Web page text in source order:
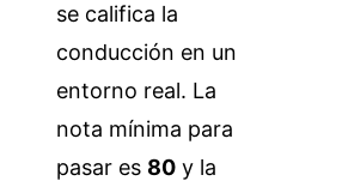
se califica la
conducción en un
entorno real. La
nota mínima para
pasar es 80 y la